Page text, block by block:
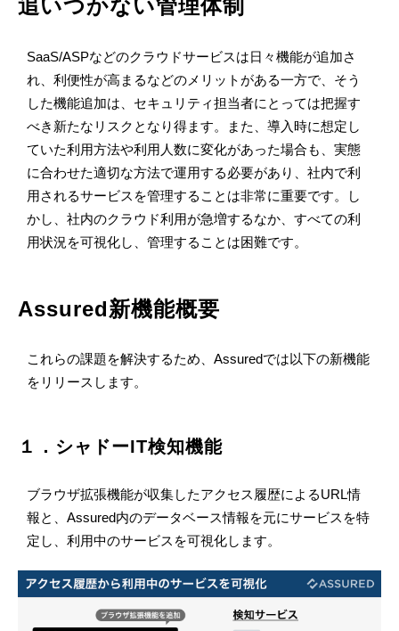
追いつかない管理体制
SaaS/ASPなどのクラウドサービスは日々機能が追加さ
れ、利便性が高まるなどのメリットがある一方で、そう
した機能追加は、セキュリティ担当者にとっては把握す
べき新たなリスクとなり得ます。また、導入時に想定し
ていた利用方法や利用人数に変化があった場合も、実態
に合わせた適切な方法で運用する必要があり、社内で利
用されるサービスを管理することは非常に重要です。し
かし、社内のクラウド利用が急増するなか、すべての利
用状況を可視化し、管理することは困難です。
Assured新機能概要
これらの課題を解決するため、Assuredでは以下の新機能
をリリースします。
１．シャドーIT検知機能
ブラウザ拡張機能が収集したアクセス履歴によるURL情
報と、Assured内のデータベース情報を元にサービスを特
定し、利用中のサービスを可視化します。